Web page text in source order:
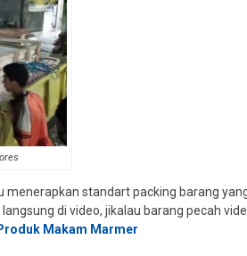
standart packing barang
di video, jikalau barang pecah
Makam Marmer